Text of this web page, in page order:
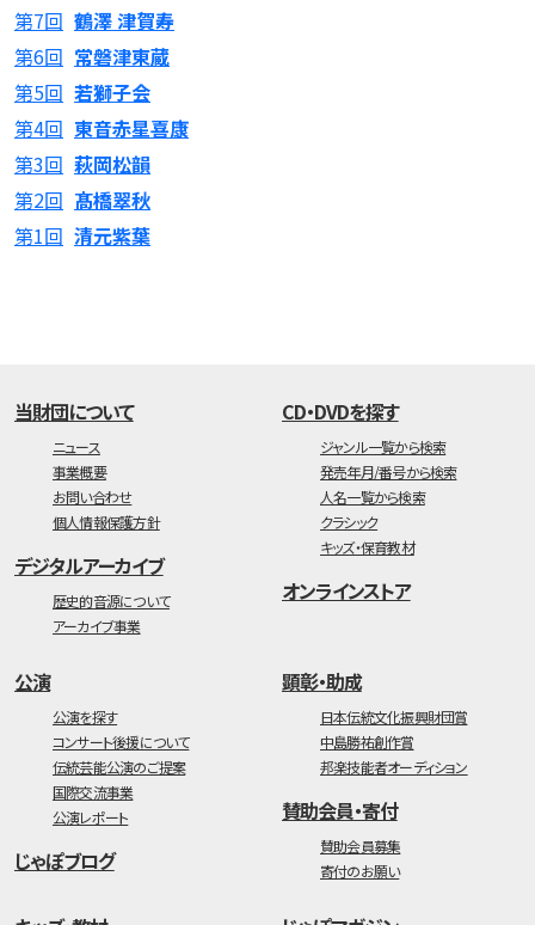
第7回 鶴澤 津賀寿
第6回 常磐津東蔵
第5回 若獅子会
第4回 東音赤星喜康
第3回 萩岡松韻
第2回 髙橋翠秋
第1回 清元紫葉
当財団について
ニュース
事業概要
お問い合わせ
個人情報保護方針
デジタルアーカイブ
歴史的音源について
アーカイブ事業
CD・DVDを探す
ジャンル一覧から検索
発売年月/番号から検索
人名一覧から検索
クラシック
キッズ・保育教材
オンラインストア
公演
公演を探す
コンサート後援について
伝統芸能公演のご提案
国際交流事業
公演レポート
じゃぽブログ
顕彰・助成
日本伝統文化振興財団賞
中島勝祐創作賞
邦楽技能者オーディション
賛助会員・寄付
賛助会員募集
寄付のお願い